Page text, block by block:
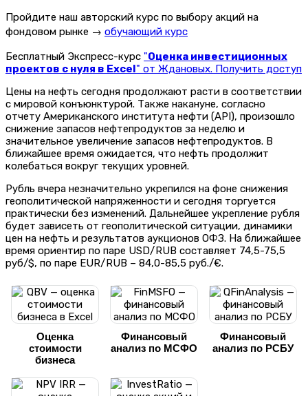
Пройдите наш авторский курс по выбору акций на
фондовом рынке → обучающий курс
Бесплатный Экспресс-курс "Оценка инвестиционных
проектов с нуля в Excel" от Ждановых. Получить доступ
Цены на нефть сегодня продолжают расти в соответствии
с мировой конъюнктурой. Также накануне, согласно
отчету Американского института нефти (API), произошло
снижение запасов нефтепродуктов за неделю и
значительное увеличение запасов нефтепродуктов. В
ближайшее время ожидается, что нефть продолжит
колебаться вокруг текущих уровней.
Рубль вчера незначительно укрепился на фоне снижения
геополитической напряженности и сегодня торгуется
практически без изменений. Дальнейшее укрепление рубля
будет зависеть от геополитической ситуации, динамики
цен на нефть и результатов аукционов ОФЗ. На ближайшее
время ориентир по паре USD/RUB составляет 74,5-75,5
руб/$, по паре EUR/RUB – 84,0-85,5 руб./€.
Оценка
стоимости
бизнеса
Финансовый
анализ по МСФО
Финансовый
анализ по РСБУ